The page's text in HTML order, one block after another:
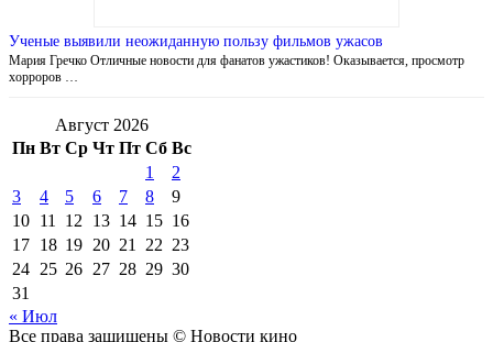
Ученые выявили неожиданную пользу фильмов ужасов
Мария Гречко Отличные новости для фанатов ужастиков! Оказывается, просмотр
хорроров …
Август 2026
Пн Вт Ср Чт Пт Сб Вс
1
2
3
4 5 6 7 8
9
10 11 12 13 14 15 16
17 18 19 20 21 22 23
24 25 26 27 28 29 30
31
« Июл
Все права защищены © Новости кино